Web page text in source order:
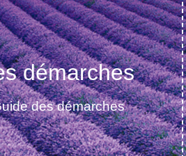
démarches
des démarches